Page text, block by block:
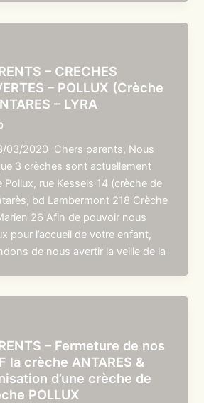
– CRECHES
– POLLUX (Crèche
– LYRA
03/2020 Chers parents, Nous
3 crèches sont actuellement
Pollux, rue Kessels 14 (crèche de
bd Lambermont 218 Crèche
26 Afin de pouvoir nous
pour l’accueil de votre enfant,
de nous avertir la veille de la
– Fermeture de nos
la crèche ANTARES &
d’une crèche de
POLLUX